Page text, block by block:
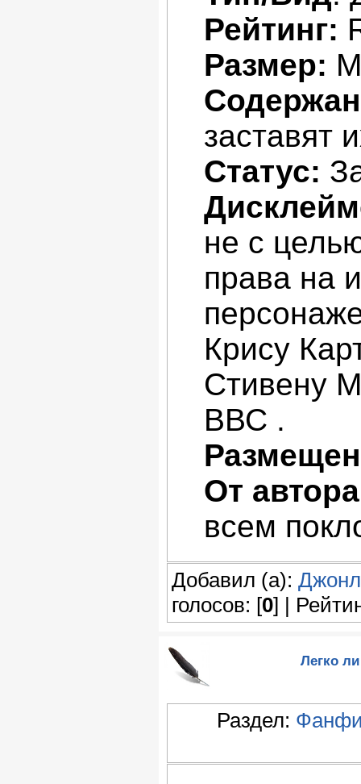
Рейтинг:
Размер:
заставят
Статус:
не с
права на
Крису
Стивену
ВВС .
От автора
всем
Добавил (а):
голосов: [0] |
Легко
Раздел: